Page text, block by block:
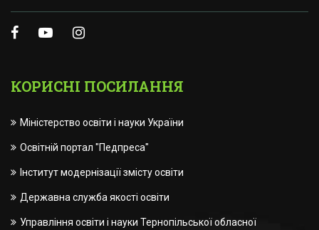
КОРИСНІ ПОСИЛАННЯ
Міністерство освіти і науки України
Освітній портал "Педпреса"
Інститут модернізації змісту освіти
Державна служба якості освіти
Управління освіти і науки Тернопільської обласної